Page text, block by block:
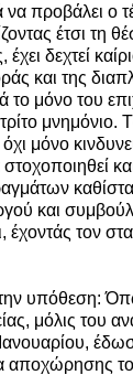
να προβάλει ο
έτσι τη
δεχτεί
και της
το μόνο του
μνημόνιο.
όχι μόνο
και
έχοντάς τον στα
υπόθεση:
μόλις του
αποχώρησης